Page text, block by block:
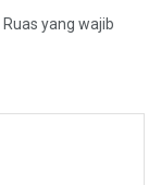
Ruas yang wajib